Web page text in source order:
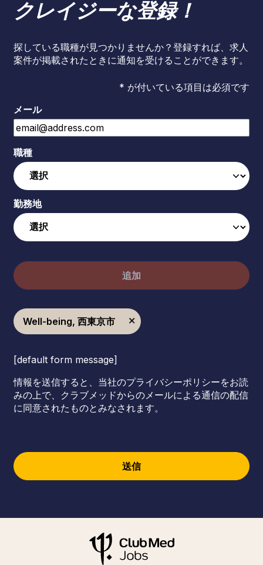
クレイジーな登録！
探している職種が見つかりませんか？登録すれば、求人
案件が掲載されたときに通知を受けることができます。
* が付いている項目は必須です
メール
職種
勤務地
追加
Well-being, 西東京市
[default form message]
情報を送信すると、当社のプライバシーポリシーをお読
みの上で、クラブメッドからのメールによる通信の配信
に同意されたものとみなされます。
送信